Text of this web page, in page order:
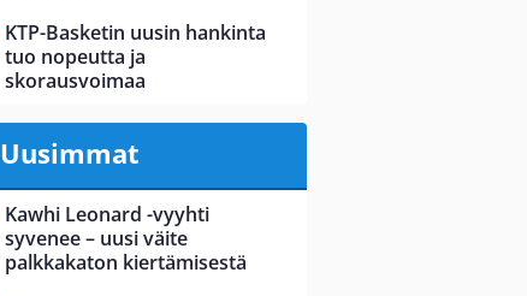
KTP-Basketin uusin hankinta
tuo nopeutta ja
skorausvoimaa
Uusimmat
Kawhi Leonard -vyyhti
syvenee – uusi väite
palkkakaton kiertämisestä